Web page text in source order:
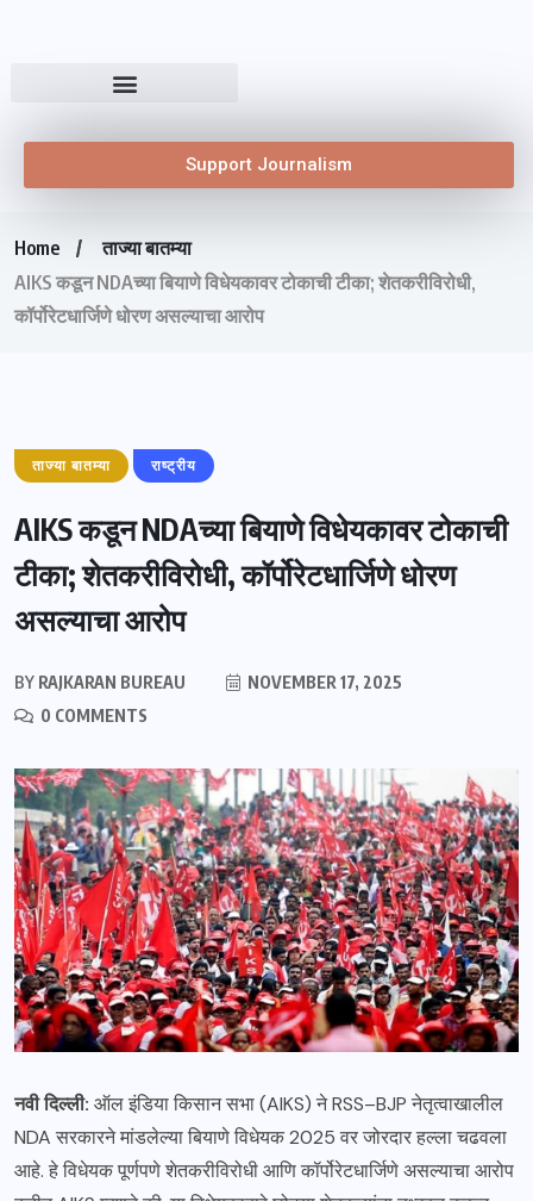
Support Journalism
Home
ताज्या बातम्या
AIKS कडून NDAच्या बियाणे विधेयकावर टोकाची टीका; शेतकरीविरोधी,
कॉर्पोरेटधार्जिणे धोरण असल्याचा आरोप
ताज्या बातम्या राष्ट्रीय
AIKS कडून NDAच्या बियाणे विधेयकावर टोकाची
टीका; शेतकरीविरोधी, कॉर्पोरेटधार्जिणे धोरण
असल्याचा आरोप
BY RAJKARAN BUREAU
NOVEMBER 17, 2025
0 COMMENTS
नवी दिल्ली: ऑल इंडिया किसान सभा (AIKS) ने RSS–BJP नेतृत्वाखालील
NDA सरकारने मांडलेल्या बियाणे विधेयक 2025 वर जोरदार हल्ला चढवला
आहे. हे विधेयक पूर्णपणे शेतकरीविरोधी आणि कॉर्पोरेटधार्जिणे असल्याचा आरोप